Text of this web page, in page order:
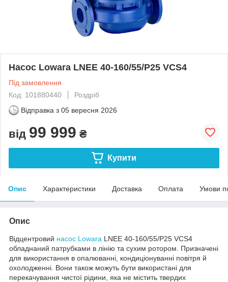
Насос Lowara LNEE 40-160/55/P25 VCS4
Під замовлення
Код: 101880440
Роздріб
Відправка з 05 вересня 2026
від 99 999 ₴
Купити
Опис Характеристики Доставка Оплата Умови
Опис
Відцентровий насос Lowara LNEE 40-160/55/P25 VCS4
обладнаний патрубками в лінію та сухим ротором. Призначені
для використання в опалюванні, кондиціонуванні повітря й
охолодженні. Вони також можуть бути використані для
перекачування чистої рідини, яка не містить твердих